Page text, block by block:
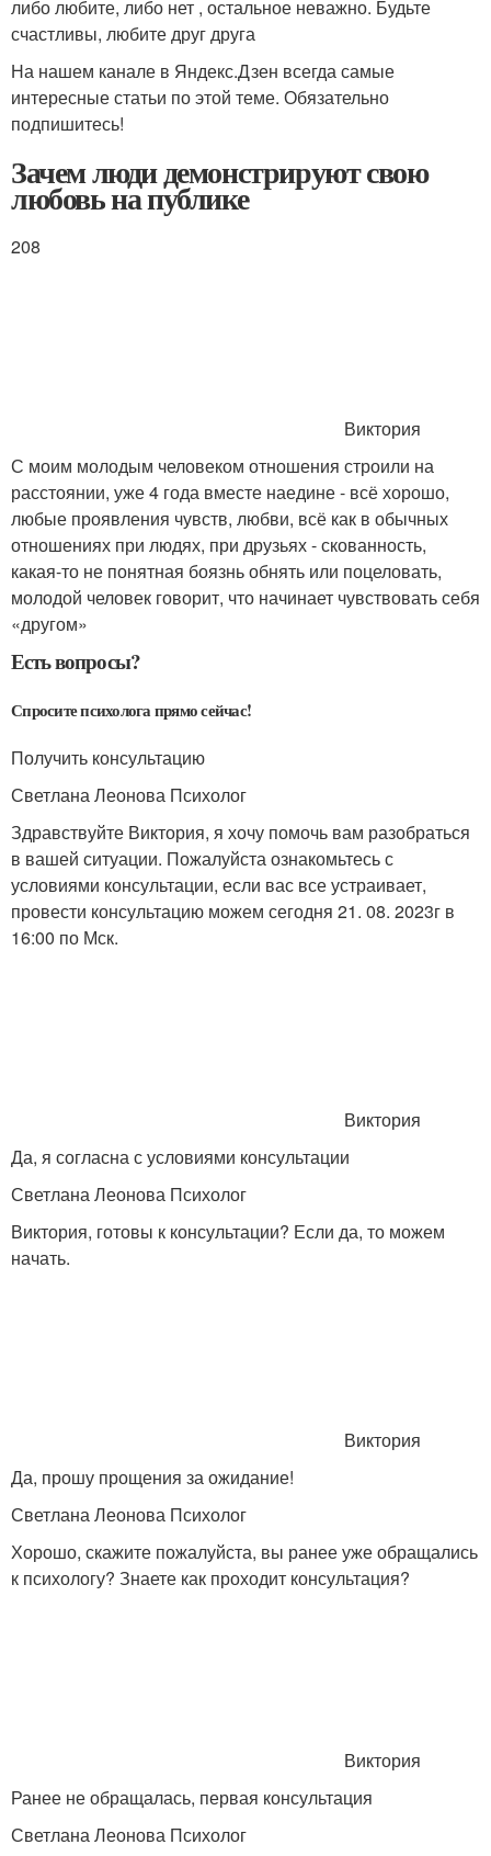
либо любите, либо нет , остальное неважно. Будьте
счастливы, любите друг друга
На нашем канале в Яндекс.Дзен всегда самые
интересные статьи по этой теме. Обязательно
подпишитесь!
Зачем люди демонстрируют свою
любовь на публике
208
Виктория
С моим молодым человеком отношения строили на
расстоянии, уже 4 года вместе наедине - всё хорошо,
любые проявления чувств, любви, всё как в обычных
отношениях при людях, при друзьях - скованность,
какая-то не понятная боязнь обнять или поцеловать,
молодой человек говорит, что начинает чувствовать себя
«другом»
Есть вопросы?
Спросите психолога прямо сейчас!
Получить консультацию
Светлана Леонова Психолог
Здравствуйте Виктория, я хочу помочь вам разобраться
в вашей ситуации. Пожалуйста ознакомьтесь с
условиями консультации, если вас все устраивает,
провести консультацию можем сегодня 21. 08. 2023г в
16:00 по Мск.
Виктория
Да, я согласна с условиями консультации
Светлана Леонова Психолог
Виктория, готовы к консультации? Если да, то можем
начать.
Виктория
Да, прошу прощения за ожидание!
Светлана Леонова Психолог
Хорошо, скажите пожалуйста, вы ранее уже обращались
к психологу? Знаете как проходит консультация?
Виктория
Ранее не обращалась, первая консультация
Светлана Леонова Психолог